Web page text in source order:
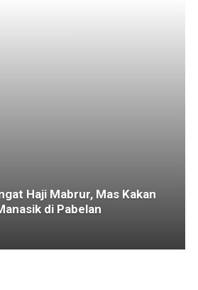
Haji Mabrur, Mas Kakan
di Pabelan